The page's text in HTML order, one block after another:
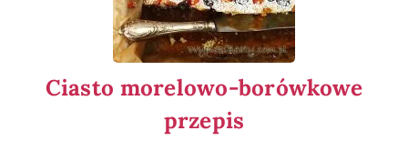
Ciasto morelowo-borówkowe
przepis